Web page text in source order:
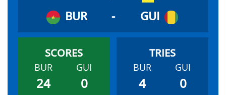
BUR - GUI
BUR GUI
24 0
BUR GUI
4 0